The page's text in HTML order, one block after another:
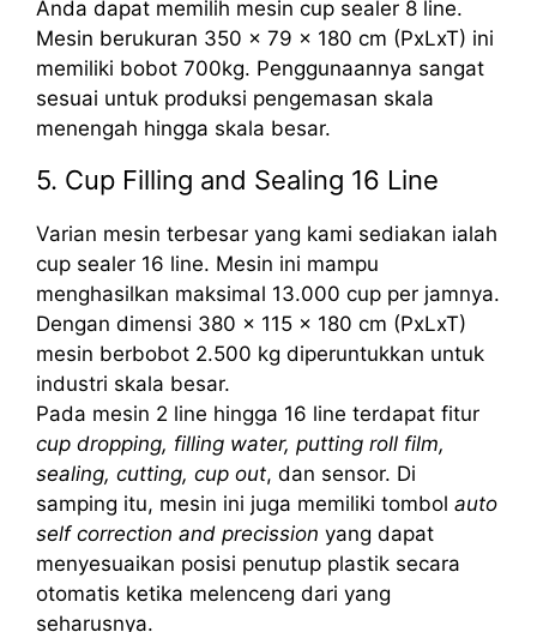
Anda dapat memilih mesin cup sealer 8 line.
Mesin berukuran 350 x 79 x 180 cm (PxLxT) ini
memiliki bobot 700kg. Penggunaannya sangat
sesuai untuk produksi pengemasan skala
menengah hingga skala besar.
5. Cup Filling and Sealing 16 Line
Varian mesin terbesar yang kami sediakan ialah
cup sealer 16 line. Mesin ini mampu
menghasilkan maksimal 13.000 cup per jamnya.
Dengan dimensi 380 x 115 x 180 cm (PxLxT)
mesin berbobot 2.500 kg diperuntukkan untuk
industri skala besar.
Pada mesin 2 line hingga 16 line terdapat fitur
cup dropping, filling water, putting roll film,
sealing, cutting, cup out, dan sensor. Di
samping itu, mesin ini juga memiliki tombol auto
self correction and precission yang dapat
menyesuaikan posisi penutup plastik secara
otomatis ketika melenceng dari yang
seharusnya.